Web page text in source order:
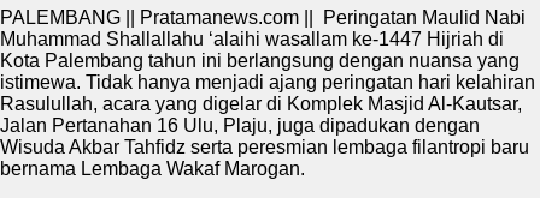
PALEMBANG || Pratamanews.com || Peringatan Maulid Nabi
Muhammad Shallallahu ‘alaihi wasallam ke-1447 Hijriah di
Kota Palembang tahun ini berlangsung dengan nuansa yang
istimewa. Tidak hanya menjadi ajang peringatan hari kelahiran
Rasulullah, acara yang digelar di Komplek Masjid Al-Kautsar,
Jalan Pertanahan 16 Ulu, Plaju, juga dipadukan dengan
Wisuda Akbar Tahfidz serta peresmian lembaga filantropi baru
bernama Lembaga Wakaf Marogan.